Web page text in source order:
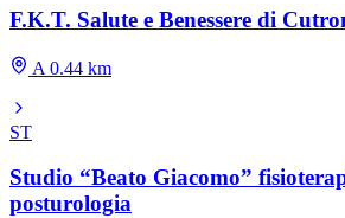
F.K.T. Salute e Benessere di
A 0.44 km
ST
Studio “Beato Giacomo”
posturologia